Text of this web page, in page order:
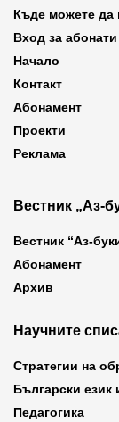
Къде можете да
Вход за абонати
Начало
Контакт
Абонамент
Проекти
Реклама
Вестник „Аз-
Вестник “Аз-
Абонамент
Архив
Научните
Стратегии на
Български език
Педагогика